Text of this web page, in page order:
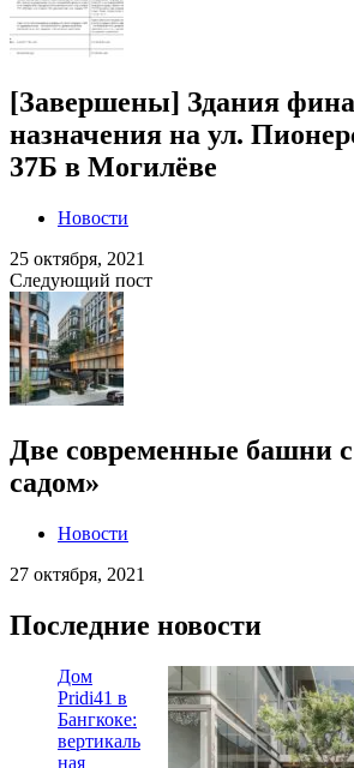
[Завершены] Здания
назначения на ул.
37Б в Могилёве
Новости
25 октября, 2021
Следующий пост
Две современные башни
садом»
Новости
27 октября, 2021
Последние новости
Дом
Pridi41 в
Бангкоке:
вертикаль
ная